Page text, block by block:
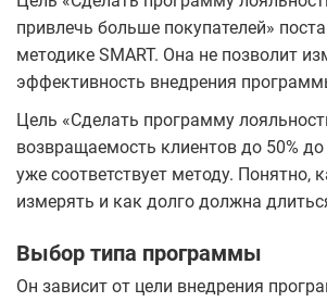
привлечь больше покупателей»
методике SMART. Она не позволит
эффективность внедрения
Цель «Сделать программу
возвращаемость клиентов до 50%
уже соответствует методу. Понятно,
измерять и как долго должна
Выбор типа программы
Он зависит от цели внедрения